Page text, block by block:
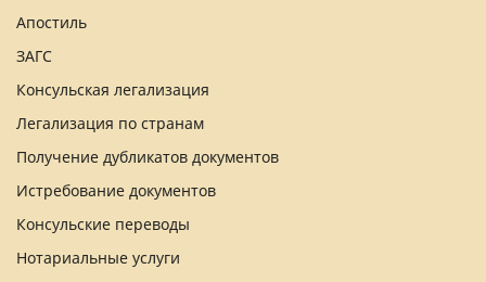
Апостиль
ЗАГС
Консульская легализация
Легализация по странам
Получение дубликатов документов
Истребование документов
Консульские переводы
Нотариальные услуги